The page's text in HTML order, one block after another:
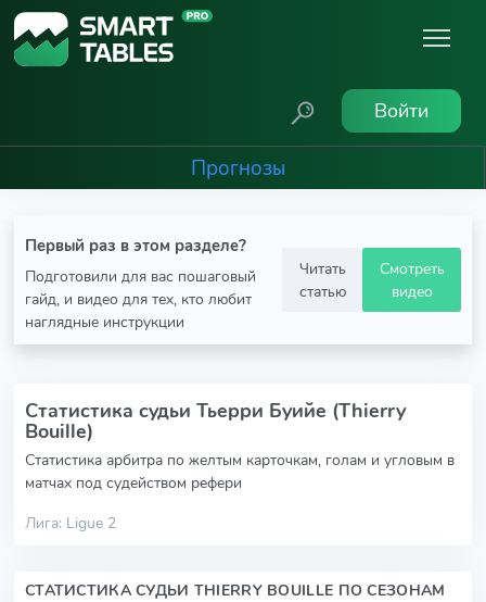
Войти
Прогнозы
Первый раз в этом разделе?
Подготовили для вас пошаговый
гайд, и видео для тех, кто любит
наглядные инструкции
Читать
статью
Смотреть
видео
Статистика судьи Тьерри Буийе (Thierry
Bouille)
Статистика арбитра по желтым карточкам, голам и угловым в
матчах под судейством рефери
Лига: Ligue 2
СТАТИСТИКА СУДЬИ THIERRY BOUILLE ПО СЕЗОНАМ